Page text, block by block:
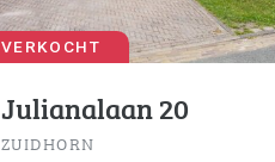
VERKOCHT
Julianalaan 20
ZUIDHORN